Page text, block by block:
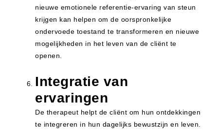
nieuwe emotionele referentie-ervaring van steun
krijgen kan helpen om de oorspronkelijke
ondervoede toestand te transformeren en nieuwe
mogelijkheden in het leven van de cliënt te
openen.
Integratie van
ervaringen
De therapeut helpt de cliënt om hun ontdekkingen
te integreren in hun dagelijks bewustzijn en leven.